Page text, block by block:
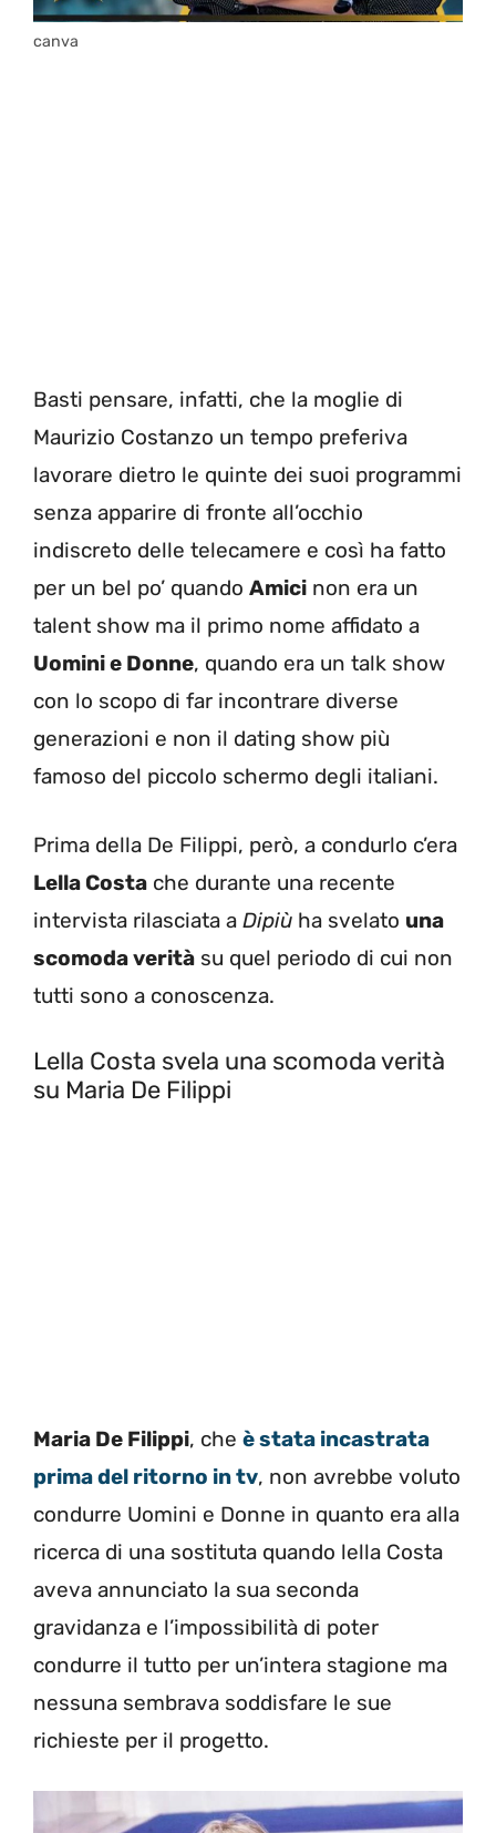
canva
Basti pensare, infatti, che la moglie di
Maurizio Costanzo un tempo preferiva
lavorare dietro le quinte dei suoi programmi
senza apparire di fronte all’occhio
indiscreto delle telecamere e così ha fatto
per un bel po’ quando Amici non era un
talent show ma il primo nome affidato a
Uomini e Donne, quando era un talk show
con lo scopo di far incontrare diverse
generazioni e non il dating show più
famoso del piccolo schermo degli italiani.
Prima della De Filippi, però, a condurlo c’era
Lella Costa che durante una recente
intervista rilasciata a Dipiù ha svelato una
scomoda verità su quel periodo di cui non
tutti sono a conoscenza.
Lella Costa svela una scomoda verità
su Maria De Filippi
Maria De Filippi, che è stata incastrata
prima del ritorno in tv, non avrebbe voluto
condurre Uomini e Donne in quanto era alla
ricerca di una sostituta quando lella Costa
aveva annunciato la sua seconda
gravidanza e l’impossibilità di poter
condurre il tutto per un’intera stagione ma
nessuna sembrava soddisfare le sue
richieste per il progetto.